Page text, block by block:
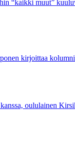
“kaikki muut”
kirjoittaa
oululainen